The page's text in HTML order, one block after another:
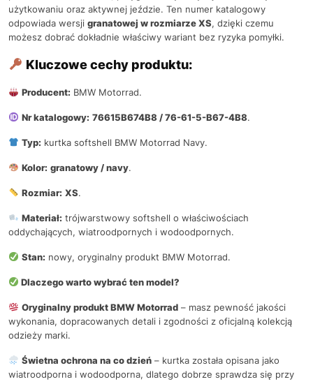
użytkowaniu oraz aktywnej jeździe. Ten numer katalogowy
odpowiada wersji granatowej w rozmiarze XS, dzięki czemu
możesz dobrać dokładnie właściwy wariant bez ryzyka pomyłki.
Kluczowe cechy produktu:
Producent: BMW Motorrad.
Nr katalogowy: 76615B674B8 / 76-61-5-B67-4B8.
Typ: kurtka softshell BMW Motorrad Navy.
Kolor: granatowy / navy.
Rozmiar: XS.
Materiał: trójwarstwowy softshell o właściwościach
oddychających, wiatroodpornych i wodoodpornych.
Stan: nowy, oryginalny produkt BMW Motorrad.
Dlaczego warto wybrać ten model?
Oryginalny produkt BMW Motorrad– masz pewność jakości
wykonania, dopracowanych detali i zgodności z oficjalną kolekcją
odzieży marki.
Świetna ochrona na co dzień– kurtka została opisana jako
wiatroodporna i wodoodporna, dlatego dobrze sprawdza się przy